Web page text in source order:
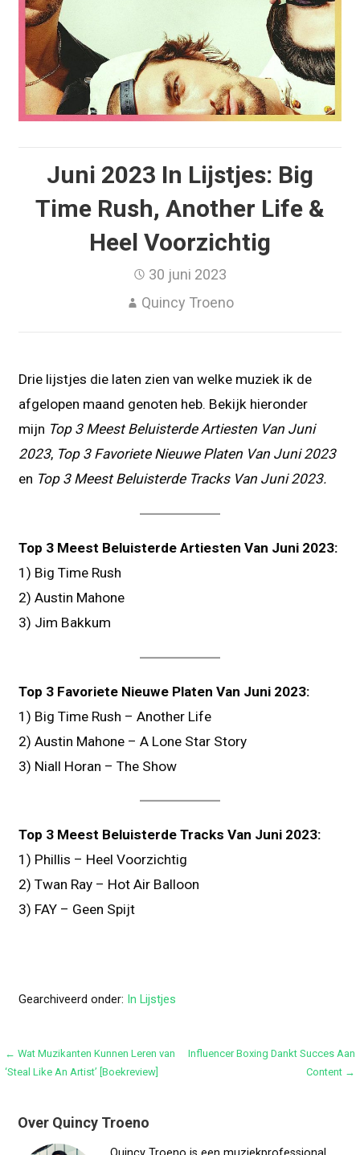
Juni 2023 In Lijstjes: Big
Time Rush, Another Life &
Heel Voorzichtig
30 juni 2023
Quincy Troeno
Drie lijstjes die laten zien van welke muziek ik de
afgelopen maand genoten heb. Bekijk hieronder
mijn Top 3 Meest Beluisterde Artiesten Van Juni
2023, Top 3 Favoriete Nieuwe Platen Van Juni 2023
en Top 3 Meest Beluisterde Tracks Van Juni 2023.
Top 3 Meest Beluisterde Artiesten Van Juni 2023:
1) Big Time Rush
2) Austin Mahone
3) Jim Bakkum
Top 3 Favoriete Nieuwe Platen Van Juni 2023:
1) Big Time Rush – Another Life
2) Austin Mahone – A Lone Star Story
3) Niall Horan – The Show
Top 3 Meest Beluisterde Tracks Van Juni 2023:
1) Phillis – Heel Voorzichtig
2) Twan Ray – Hot Air Balloon
3) FAY – Geen Spijt
Gearchiveerd onder: In Lijstjes
Bericht
← Wat Muzikanten Kunnen Leren van
‘Steal Like An Artist’ [Boekreview]
Influencer Boxing Dankt Succes Aan
Content →
Over Quincy Troeno